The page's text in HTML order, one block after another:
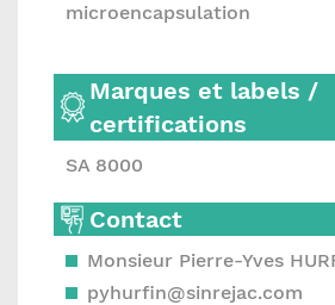
microencapsulation
Marques et labels /
certifications
SA 8000
Contact
Monsieur Pierre-Yves
pyhurfin@sinrejac.com